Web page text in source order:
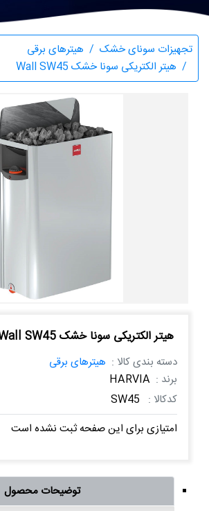
تجهیزات سونای خشک
هیترهای برقی
هیتر الکتریکی سونا خشک Wall SW45
هیتر الکتریکی سونا خشک Wall SW45
دسته بندی کالا : هیترهای برقی
برند : HARVIA
کدکالا : SW45
امتیازی برای این صفحه ثبت نشده است
توضیحات محصول